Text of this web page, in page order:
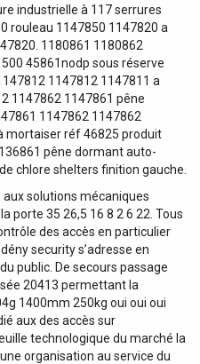
industrielle à 117 serrures
rouleau 1147850 1147820 a
1180861 1180862
45861nodp sous réserve
1147812 1147811 a
1147862 1147861 pêne
1147862 1147862
mortaiser réf 46825 produit
pêne dormant auto-
chlore shelters finition gauche.
solutions mécaniques
porte 35 26,5 16 8 2 6 22. Tous
des accès en particulier
security s’adresse en
public. De secours passage
20413 permettant la
1400mm 250kg oui oui oui
aux des accès sur
technologique du marché la
organisation au service du